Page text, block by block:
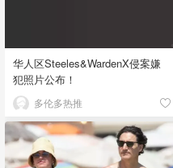
华人区Steeles&WardenX侵案嫌
犯照片公布！
多伦多热推